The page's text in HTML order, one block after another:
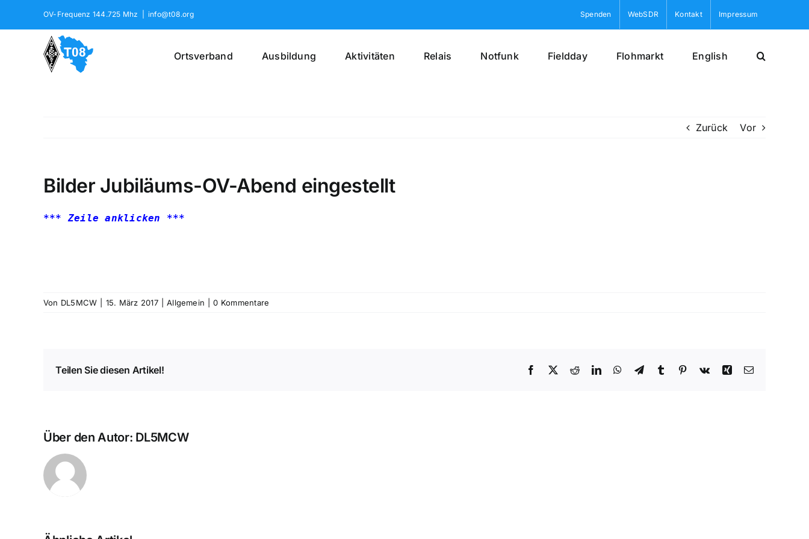
OV-Frequenz 144.725 Mhz info@t08.org Spenden WebSDR Kontakt Impressum
Ortsverband Ausbildung Aktivitäten Relais Notfunk Fieldday Flohmarkt English
Zurück Vor
Bilder Jubiläums-OV-Abend eingestellt
*** Zeile anklicken ***
Von DL5MCW 15. März 2017 Allgemein 0 Kommentare
Teilen Sie diesen Artikel! Facebook
X RedditLinkedInWhatsApp
TelegramTumblr Pinterest
Vk Xing E-
Über den Autor: DL5MCW